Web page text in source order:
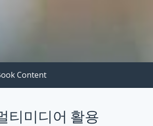
Content
티미디어 활용